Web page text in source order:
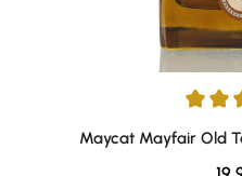
Durchschnittliche
Maycat Mayfair Old